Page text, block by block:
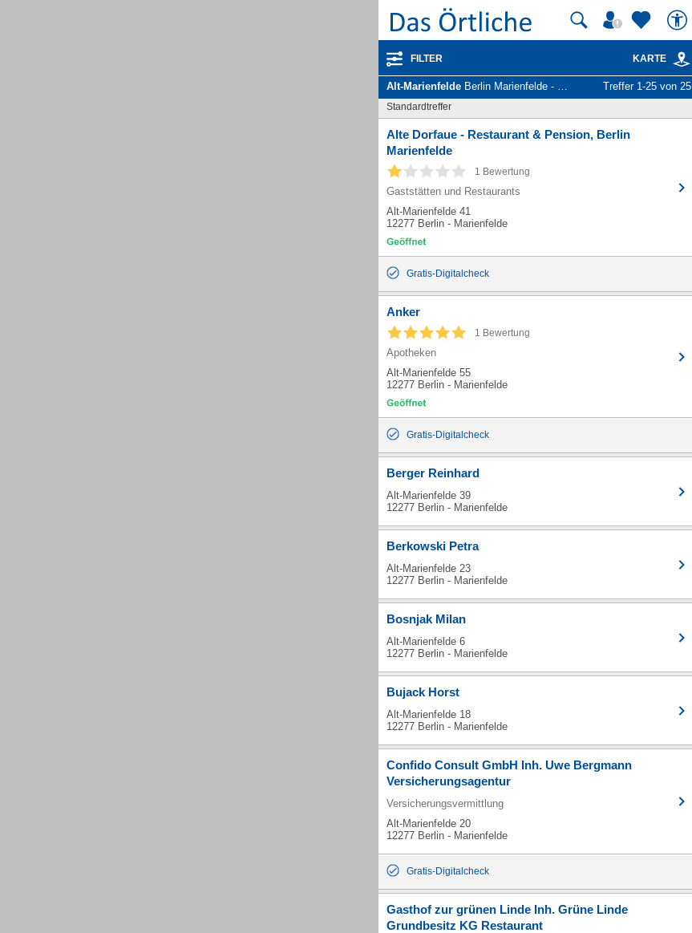
FILTER KARTE
Alt-Marienfelde Berlin Marienfelde - Unternehmen und Personen Treffer 1-25 von 25
Standardtreffer
Alte Dorfaue - Restaurant & Pension, Berlin
Marienfelde
1 Bewertung
Gaststätten und Restaurants
Alt-Marienfelde 41
12277 Berlin - Marienfelde
Gratis-Digitalcheck
Anker
1 Bewertung
Apotheken
Alt-Marienfelde 55
12277 Berlin - Marienfelde
Gratis-Digitalcheck
Berger Reinhard
Alt-Marienfelde 39
12277 Berlin - Marienfelde
Berkowski Petra
Alt-Marienfelde 23
12277 Berlin - Marienfelde
Bosnjak Milan
Alt-Marienfelde 6
12277 Berlin - Marienfelde
Bujack Horst
Alt-Marienfelde 18
12277 Berlin - Marienfelde
Confido Consult GmbH Inh. Uwe Bergmann
Versicherungsagentur
Versicherungsvermittlung
Alt-Marienfelde 20
12277 Berlin - Marienfelde
Gratis-Digitalcheck
Gasthof zur grünen Linde Inh. Grüne Linde
Grundbesitz KG Restaurant